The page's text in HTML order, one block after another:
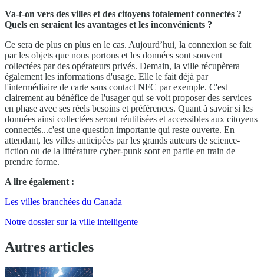
Va-t-on vers des villes et des citoyens totalement connectés ?
Quels en seraient les avantages et les inconvénients ?
Ce sera de plus en plus en le cas. Aujourd’hui, la connexion se fait
par les objets que nous portons et les données sont souvent
collectées par des opérateurs privés. Demain, la ville récupèrera
également les informations d'usage. Elle le fait déjà par
l'intermédiaire de carte sans contact NFC par exemple. C'est
clairement au bénéfice de l'usager qui se voit proposer des services
en phase avec ses réels besoins et préférences. Quant à savoir si les
données ainsi collectées seront réutilisées et accessibles aux citoyens
connectés...c'est une question importante qui reste ouverte. En
attendant, les villes anticipées par les grands auteurs de science-
fiction ou de la littérature cyber-punk sont en partie en train de
prendre forme.
A lire également :
Les villes branchées du Canada
Notre dossier sur la ville intelligente
Autres articles